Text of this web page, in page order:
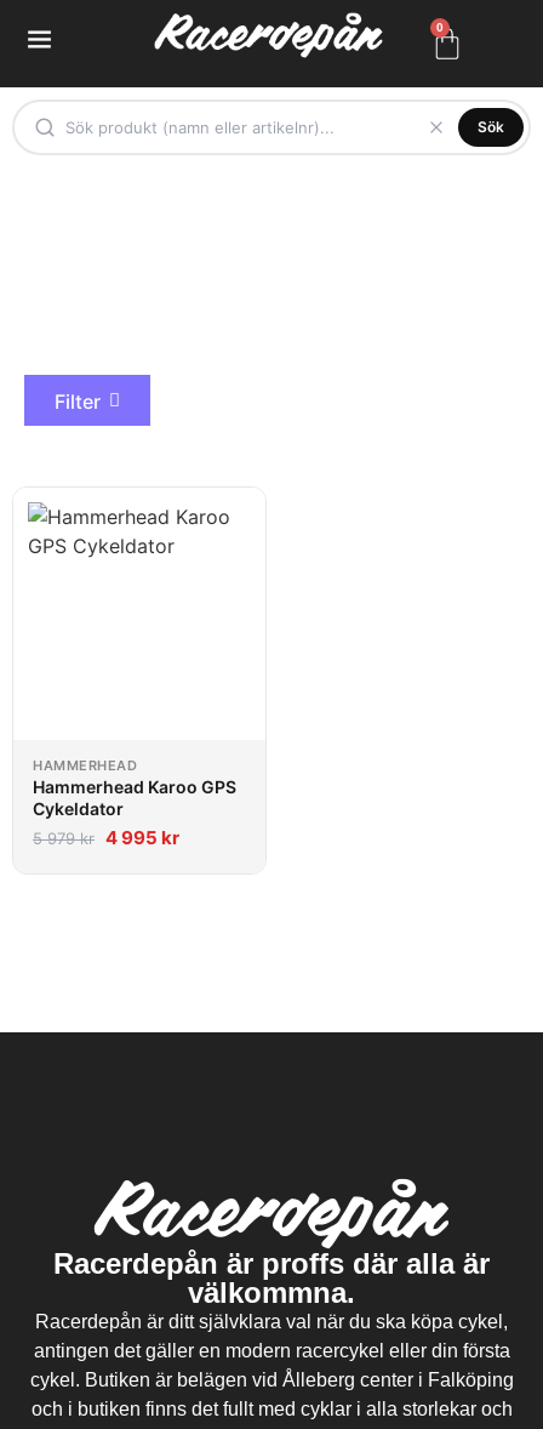
0
Sök
Filter
HAMMERHEAD
Hammerhead Karoo GPS
Cykeldator
5 979kr 4 995 kr
Racerdepån är proffs där alla är
välkommna.
Racerdepån är ditt självklara val när du ska köpa cykel,
antingen det gäller en modern racercykel eller din första
cykel. Butiken är belägen vid Ålleberg center i Falköping
och i butiken finns det fullt med cyklar i alla storlekar och